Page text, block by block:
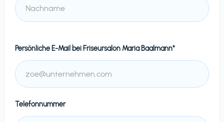
Persönliche E-Mail bei Friseursalon Maria Baalmann*
Telefonnummer